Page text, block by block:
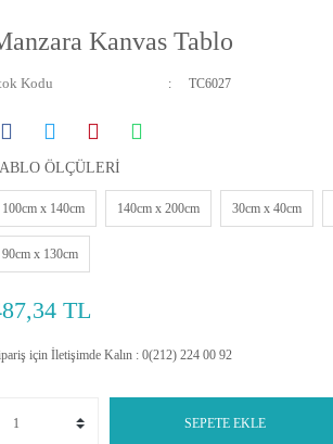
Kanvas Tablo
Kodu TC6027
ÖLÇÜLERİ
100cm x 140cm 140cm x 200cm 30cm x 40cm
90cm x 130cm
TL
için İletişimde Kalın : 0(212) 224 00 92
SEPETE EKLE